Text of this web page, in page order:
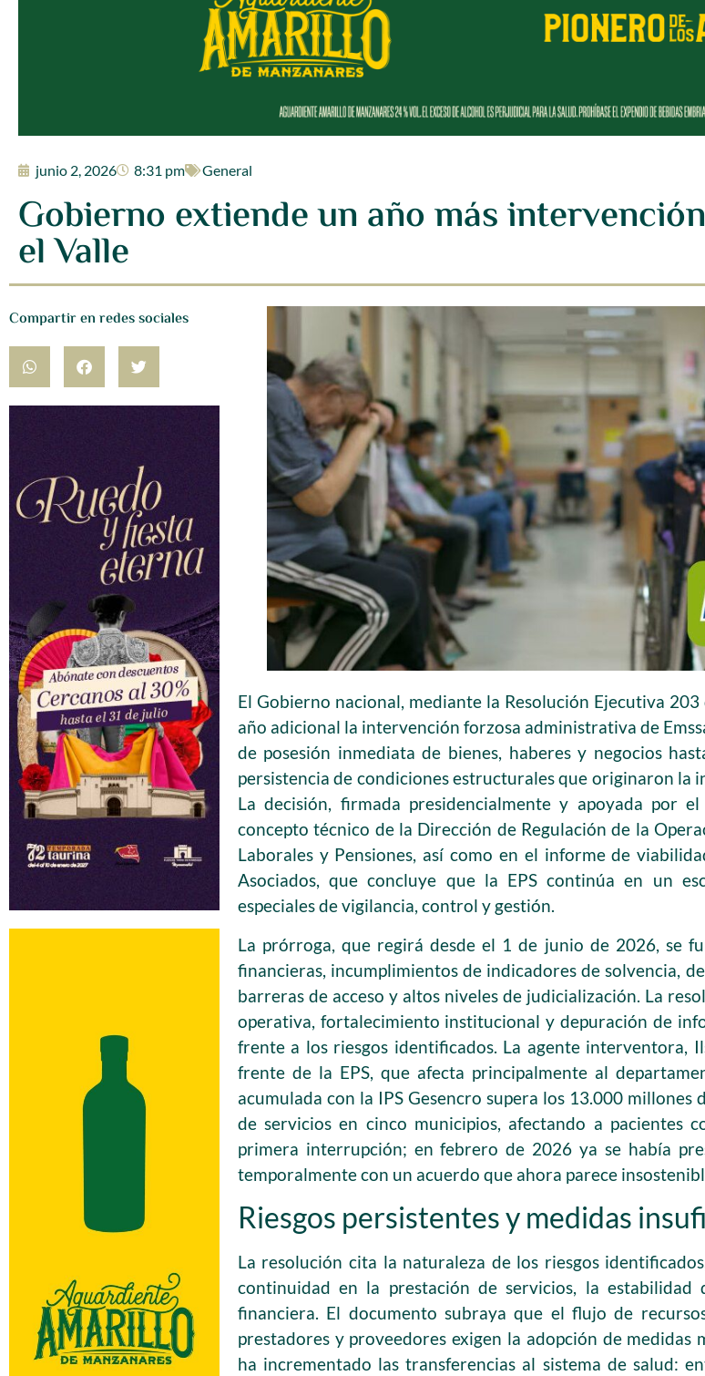
junio 2, 2026 8:31 pm General
Gobierno extiende un año más
el Valle
Compartir en redes sociales
El Gobierno nacional, mediante la Resolución Ejecutiva
año adicional la intervención forzosa administrativa de
de posesión inmediata de bienes, haberes y negocios
persistencia de condiciones estructurales que originaron la
La decisión, firmada presidencialmente y apoyada por
concepto técnico de la Dirección de Regulación de la
Laborales y Pensiones, así como en el informe de
Asociados, que concluye que la EPS continúa en un
especiales de vigilancia, control y gestión.
La prórroga, que regirá desde el 1 de junio de 2026, se
financieras, incumplimientos de indicadores de solvencia,
barreras de acceso y altos niveles de judicialización. La
operativa, fortalecimiento institucional y depuración de
frente a los riesgos identificados. La agente interventora,
frente de la EPS, que afecta principalmente al
acumulada con la IPS Gesencro supera los 13.000 millones
de servicios en cinco municipios, afectando a pacientes
primera interrupción; en febrero de 2026 ya se había
temporalmente con un acuerdo que ahora parece
Riesgos persistentes y medidas
La resolución cita la naturaleza de los riesgos
continuidad en la prestación de servicios, la
financiera. El documento subraya que el flujo de
prestadores y proveedores exigen la adopción de
ha incrementado las transferencias al sistema de salud: